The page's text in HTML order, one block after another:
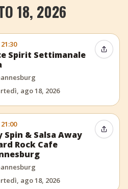
18, 2026
Spirit Settimanale
ago 18, 2026
Spin & Salsa Away
Rock Cafe
ago 18, 2026